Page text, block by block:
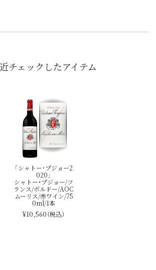
チェックしたアイテム
「シャトー･プジョー2
020」
シャトー・プジョー/フ
ランス/ボルドー/AOC
ムーリス/赤ワイン/75
0ml/1本
¥10,560（税込）